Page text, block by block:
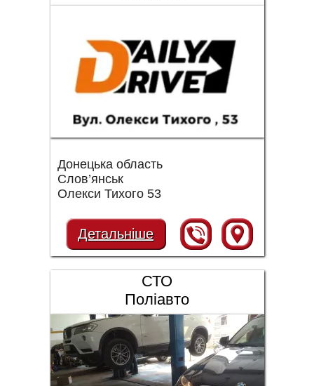
Донецька область
Слов’янськ
Олекси Тихого 53
Детальніше
СТО
Поліавто